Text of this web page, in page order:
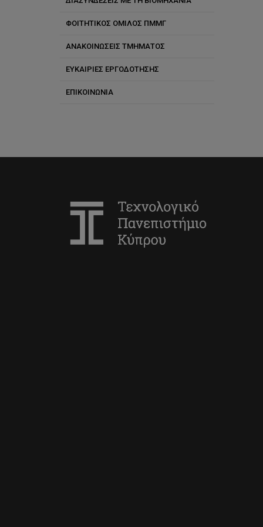
Εργαστήριο Γεωδαισίας και
Πολιτικής Μηχανικής
Ερευνητική Ομάδα
Βελτιστοποποιημένων Υλικών
και Κλιματικής Καινοτομίας
ΦΟΙΤΗΤΙΚΟΣ ΟΜΙΛΟΣ ΠΜΜΓ
ΑΝΑΚΟΙΝΩΣΕΙΣ ΤΜΗΜΑΤΟΣ
ΕΥΚΑΙΡΙΕΣ ΕΡΓΟΔΟΤΗΣΗΣ
ΕΠΙΚΟΙΝΩΝΙΑ